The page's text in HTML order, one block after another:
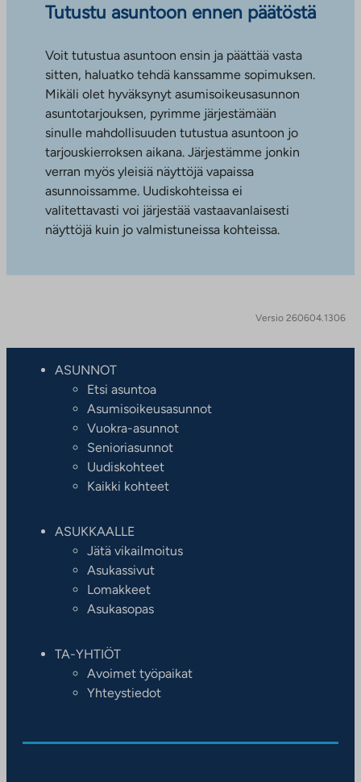
Tutustu asuntoon ennen päätöstä
Voit tutustua asuntoon ensin ja päättää vasta
sitten, haluatko tehdä kanssamme sopimuksen.
Mikäli olet hyväksynyt asumisoikeusasunnon
asuntotarjouksen, pyrimme järjestämään
sinulle mahdollisuuden tutustua asuntoon jo
tarjouskierroksen aikana. Järjestämme jonkin
verran myös yleisiä näyttöjä vapaissa
asunnoissamme. Uudiskohteissa ei
valitettavasti voi järjestää vastaavanlaisesti
näyttöjä kuin jo valmistuneissa kohteissa.
Versio 260604.1306
ASUNNOT
Etsi asuntoa
Asumisoikeusasunnot
Vuokra-asunnot
Senioriasunnot
Uudiskohteet
Kaikki kohteet
ASUKKAALLE
Jätä vikailmoitus
Asukassivut
Lomakkeet
Asukasopas
TA-YHTIÖT
Avoimet työpaikat
Yhteystiedot